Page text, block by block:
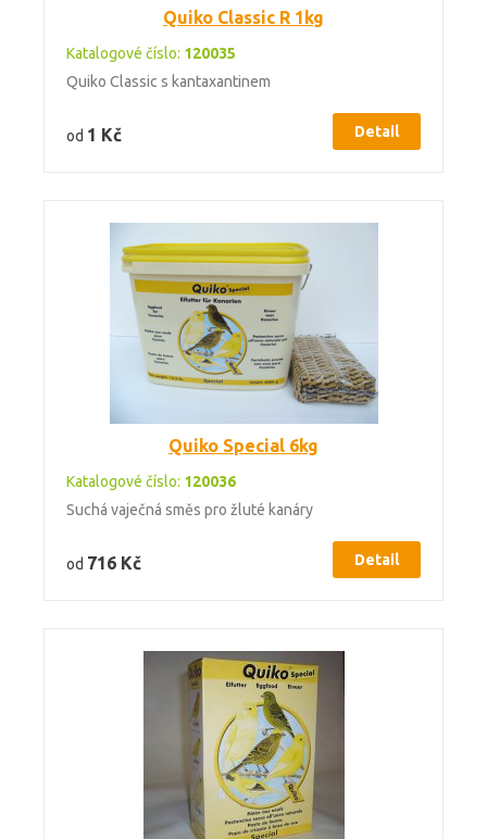
Quiko Classic R 1kg
Katalogové číslo: 120035
Quiko Classic s kantaxantinem
od 1 Kč Detail
Quiko Special 6kg
Katalogové číslo: 120036
Suchá vaječná směs pro žluté kanáry
od 716 Kč Detail